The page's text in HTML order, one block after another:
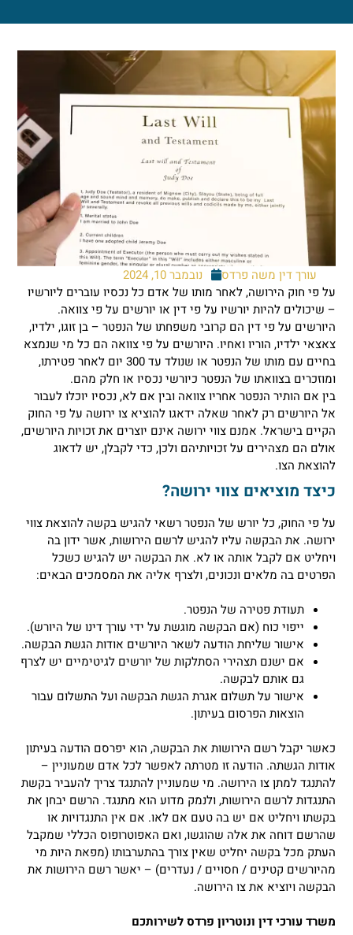
עורך דין משה פרדס
נובמבר 10, 2024
פי חוק הירושה, לאחר מותו של אדם כל נכסיו עוברים ליורשיו
להיות יורשיו על פי דין או יורשים על פי צוואה.
על פי דין הם קרובי משפחתו של הנפטר – בן זוגו, ילדיו,
ילדיו, הוריו ואחיו. היורשים על פי צוואה הם כל מי שנמצא
בחיים עם מותו של הנפטר או שנולד עד 300 יום לאחר פטירתו,
בצוואתו של הנפטר כיורשי נכסיו או חלק מהם.
אם הותיר הנפטר אחריו צוואה ובין אם לא, נכסיו יוכלו לעבור
היורשים רק לאחר שאלה ידאגו להוציא צו ירושה על פי החוק
בישראל. אמנם צווי ירושה אינם יוצרים את זכויות היורשים,
הם מצהירים על זכויותיהם ולכן, כדי לקבלן, יש לדאוג
הצו.
מוציאים צווי ירושה?
פי החוק, כל יורש של הנפטר רשאי להגיש בקשה להוצאת צווי
את הבקשה עליו להגיש לרשם הירושות, אשר ידון בה
אם לקבל אותה או לא. את הבקשה יש להגיש כשכל
בה מלאים ונכונים, ולצרף אליה את המסמכים הבאים:
תעודת פטירה של הנפטר.
ייפוי כוח (אם הבקשה מוגשת על ידי עורך דינו של היורש).
אישור שליחת הודעה לשאר היורשים אודות הגשת הבקשה.
אם ישנם תצהירי הסתלקות של יורשים לגיטימיים יש לצרף
גם אותם לבקשה.
אישור על תשלום אגרת הגשת הבקשה ועל התשלום עבור
הוצאות הפרסום בעיתון.
יקבל רשם הירושות את הבקשה, הוא יפרסם הודעה בעיתון
הגשתה. הודעה זו מטרתה לאפשר לכל אדם שמעוניין –
למתן צו הירושה. מי שמעוניין להתנגד צריך להעביר בקשת
לרשם הירושות, ולנמק מדוע הוא מתנגד. הרשם יבחן את
ויחליט אם יש בה טעם אם לאו. אם אין התנגדויות או
דוחה את אלה שהוגשו, ואם האפוטרופוס הכללי שמקבל
מכל בקשה יחליט שאין צורך בהתערבותו (מפאת היות מי
קטינים / חסויים / נעדרים) – יאשר רשם הירושות את
ויוציא את צו הירושה.
עורכי דין ונוטריון פרדס לשירותכם